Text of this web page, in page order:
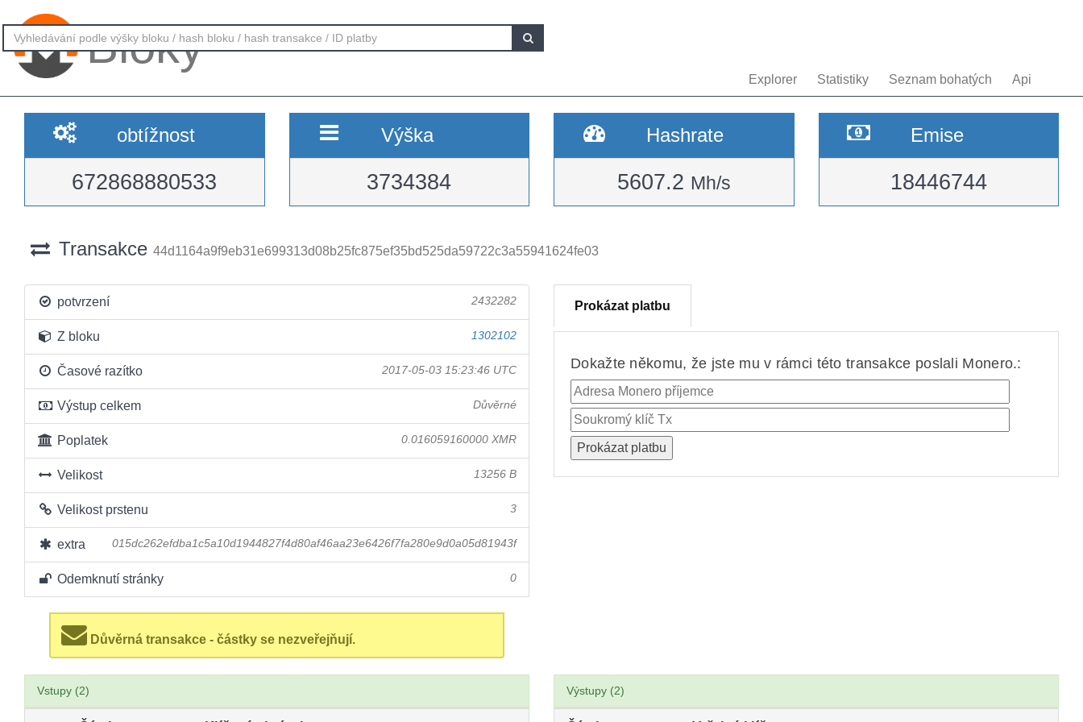
Bloky
Explorer Statistiky Seznam bohatých Api
obtížnost
672868880533
Výška
3734384
Hashrate
5607.2 Mh/s
Emise
18446744
Transakce 44d1164a9f9eb31e699313d08b25fc875ef35bd525da59722c3a55941624fe03
potvrzení 2432282
Z bloku 1302102
Časové razítko 2017-05-03 15:23:46 UTC
Výstup celkem Důvěrné
Poplatek 0.016059160000 XMR
Velikost 13256 B
Velikost prstenu 3
extra 015dc262efdba1c5a10d1944827f4d80af46aa23e6426f7fa280e9d0a05d81943f
Odemknutí stránky 0
Důvěrná transakce - částky se nezveřejňují.
Prokázat platbu
Dokažte někomu, že jste mu v rámci této transakce poslali Monero.:
Vstupy (2) Výstupy (2)